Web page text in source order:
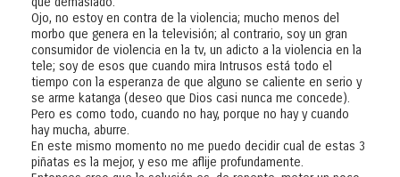
Ojo, no estoy en contra de la violencia; mucho menos del
morbo que genera en la televisión; al contrario, soy un gran
consumidor de violencia en la tv, un adicto a la violencia en la
tele; soy de esos que cuando mira Intrusos está todo el
tiempo con la esperanza de que alguno se caliente en serio y
se arme katanga (deseo que Dios casi nunca me concede).
Pero es como todo, cuando no hay, porque no hay y cuando
hay mucha, aburre.
En este mismo momento no me puedo decidir cual de estas 3
piñatas es la mejor, y eso me aflije profundamente.